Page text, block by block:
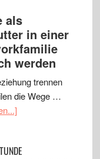
als
in einer
werden
trennen
die Wege …